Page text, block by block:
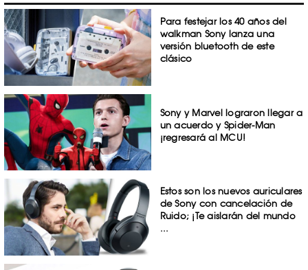
Para festejar los 40 años del
walkman Sony lanza una
versión bluetooth de este
clásico
Sony y Marvel lograron llegar a
un acuerdo y Spider-Man
¡regresará al MCU!
Estos son los nuevos auriculares
de Sony con cancelación de
Ruido; ¡Te aislarán del mundo
...